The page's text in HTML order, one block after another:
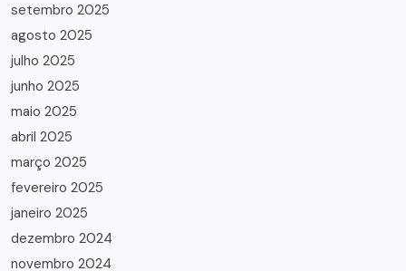
setembro 2025
agosto 2025
julho 2025
junho 2025
maio 2025
abril 2025
março 2025
fevereiro 2025
janeiro 2025
dezembro 2024
novembro 2024